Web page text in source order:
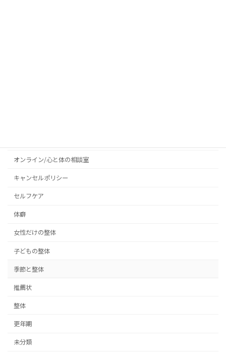
オンライン/心と体の相談室
キャンセルポリシー
セルフケア
体癖
女性だけの整体
子どもの整体
季節と整体
推薦状
整体
更年期
未分類